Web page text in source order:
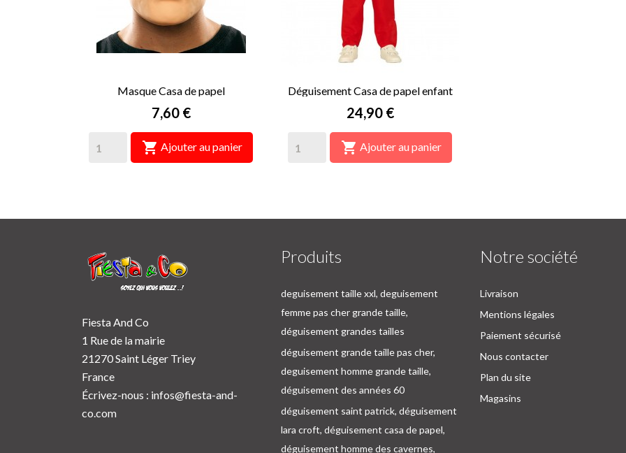
Masque Casa de papel
Prix
7,60 €
 Ajouter au panier
Déguisement Casa de papel enfant
Prix
24,90 €
 Ajouter au panier
Fiesta And Co
1 Rue de la mairie
21270 Saint Léger Triey
France
Écrivez-nous : infos@fiesta-and-
co.com
Produits
deguisement taille xxl, deguisement
femme pas cher grande taille,
déguisement grandes tailles
déguisement grande taille pas cher,
deguisement homme grande taille,
déguisement des années 60
déguisement saint patrick, déguisement
lara croft, déguisement casa de papel,
déguisement homme des cavernes,
Notre société
Livraison
Mentions légales
Paiement sécurisé
Nous contacter
Plan du site
Magasins